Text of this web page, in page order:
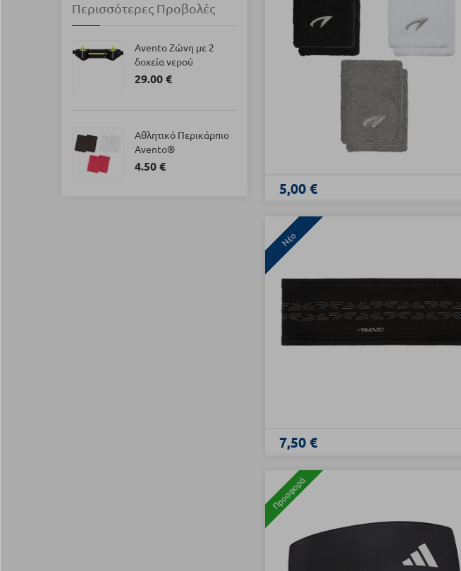
5,00 €
Νέο
7,50 €
Προσφορά
Περισσότερες Προβολές
Avento Ζώνη με 2
δοχεία νερού
29.00 €
Αθλητικό Περικάρπιο
Avento®
4.50 €